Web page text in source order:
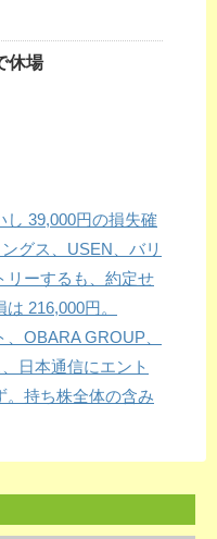
休場
し 39,000円の損失確
グス、USEN、バリ
リーするも、約定せ
216,000円。
OBARA GROUP、
日本通信にエント
。持ち株全体の含み